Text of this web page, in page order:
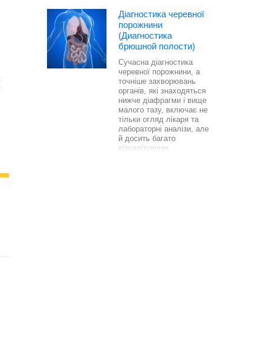
Діагностика черевної
порожнини
(Диагностика
брюшной полости)
Сучасна діагностика
черевної порожнини, а
точніше захворювань
органів, які знаходяться
нижче діафрагми і вище
малого тазу, включає не
тільки огляд лікаря та
лабораторні аналізи, але
й досить багато
візуалізуючих